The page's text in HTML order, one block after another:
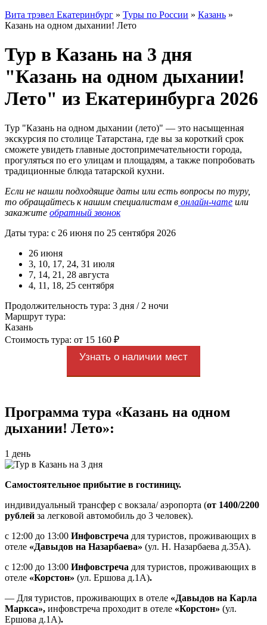
Вита трэвел Екатеринбург » Туры по России » Казань »
Казань на одном дыхании! Лето
Тур в Казань на 3 дня
"Казань на одном дыхании!
Лето" из Екатеринбурга 2026
Тур "Казань на одном дыхании (лето)" — это насыщенная
экскурсия по столице Татарстана, где вы за короткий срок
сможете увидеть главные достопримечательности города,
прогуляться по его улицам и площадям, а также попробовать
традиционные блюда татарской кухни.
Если не нашли подходящие даты или есть вопросы по туру,
то обращайтесь к нашим специалистам в онлайн-чате или
закажите обратный звонок
Даты тура: с 26 июня по 25 сентября 2026
26 июня
3, 10, 17, 24, 31 июля
7, 14, 21, 28 августа
4, 11, 18, 25 сентября
Продолжительность тура: 3 дня / 2 ночи
Маршрут тура:
Казань
Стоимость тура: от 15 160 ₽
Узнать о наличии мест
Программа тура «Казань на одном
дыхании! Лето»:
1 день
Самостоятельное прибытие в гостиницу.
индивидуальный трансфер с вокзала/ аэропорта (от 1400/2200
рублей за легковой автомобиль до 3 человек).
с 12:00 до 13:00 Инфовстреча для туристов, проживающих в
отеле «Давыдов на Назарбаева» (ул. Н. Назарбаева д.35А).
с 12:00 до 13:00 Инфовстреча для туристов, проживающих в
отеле «Корстон» (ул. Ершова д.1А).
— Для туристов, проживающих в отеле «Давыдов на Карла
Маркса», инфовстреча проходит в отеле «Корстон» (ул.
Ершова д.1А).